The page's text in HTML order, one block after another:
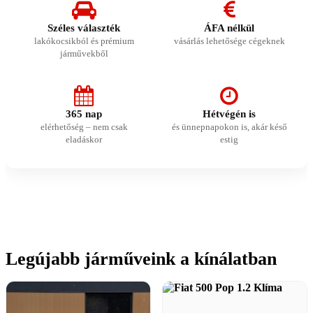
Széles választék
lakókocsikból és prémium
járművekből
ÁFA nélkül
vásárlás lehetősége cégeknek
365 nap
elérhetőség – nem csak
eladáskor
Hétvégén is
és ünnepnapokon is, akár késő
estig
Legújabb járműveink a kínálatban